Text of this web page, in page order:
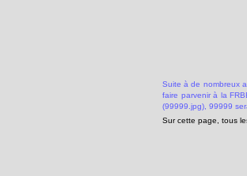
Suite à de nombreux
faire parvenir à la
(99999.jpg), 99999
Sur cette page, tous